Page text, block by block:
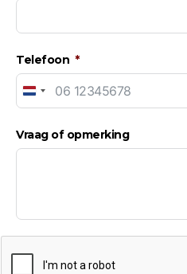
Telefoon
Netherlands
Vraag of opmerking